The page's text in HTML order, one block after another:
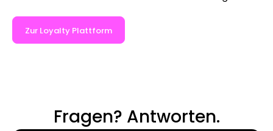
Zur Loyalty Plattform
Fragen? Antworten.